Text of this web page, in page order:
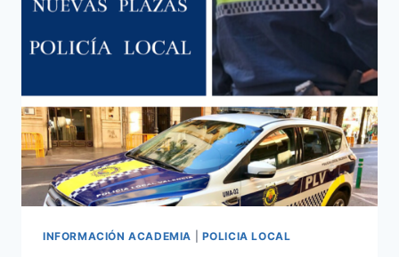
BENIGÀNIM
SAN
;
ALCÀSSER
INFORMACIÓN ACADEMIA POLICIA LOCAL